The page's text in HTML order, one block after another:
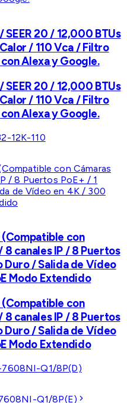
20 / 12,000 BTUs
/ 110 Vca / Filtro
Alexa y Google.
20 / 12,000 BTUs
/ 110 Vca / Filtro
Alexa y Google.
12K-110
con
8 canales IP / 8 Puertos
Duro / Salida de Vídeo
Modo Extendido
con
8 canales IP / 8 Puertos
Duro / Salida de Vídeo
Modo Extendido
7608NI-Q1/8P(D)
Q1/8P(E)